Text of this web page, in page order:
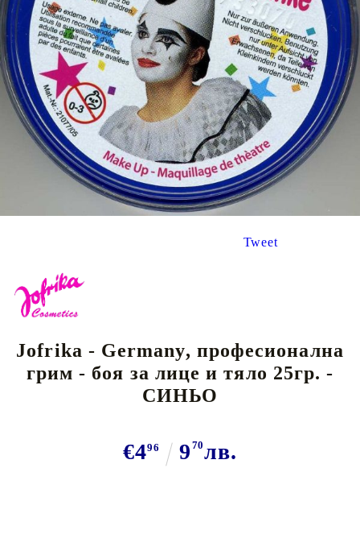
Tweet
Jofrika - Germany, професионална
грим - боя за лице и тяло 25гр. -
СИНЬО
€496 9 70лв.